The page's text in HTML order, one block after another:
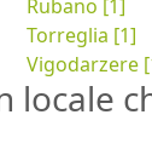
Rubano [1]
Torreglia [1]
Vigodarzere
locale